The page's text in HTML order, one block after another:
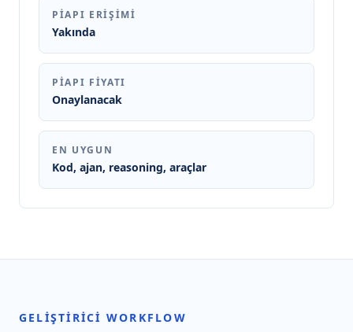
PIAPI ERIŞIMI
Yakında
PIAPI FIYATI
Onaylanacak
EN UYGUN
Kod, ajan, reasoning, araçlar
GELIŞTIRICI WORKFLOW